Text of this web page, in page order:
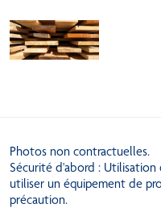
Photos non contractuelles.
Sécurité d'abord :
utiliser un équipement de
précaution.